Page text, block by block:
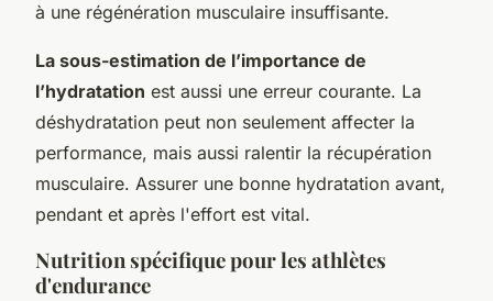
à une régénération musculaire insuffisante.
La sous-estimation de l’importance de
l’hydratation est aussi une erreur courante. La
déshydratation peut non seulement affecter la
performance, mais aussi ralentir la récupération
musculaire. Assurer une bonne hydratation avant,
pendant et après l'effort est vital.
Nutrition spécifique pour les athlètes
d'endurance